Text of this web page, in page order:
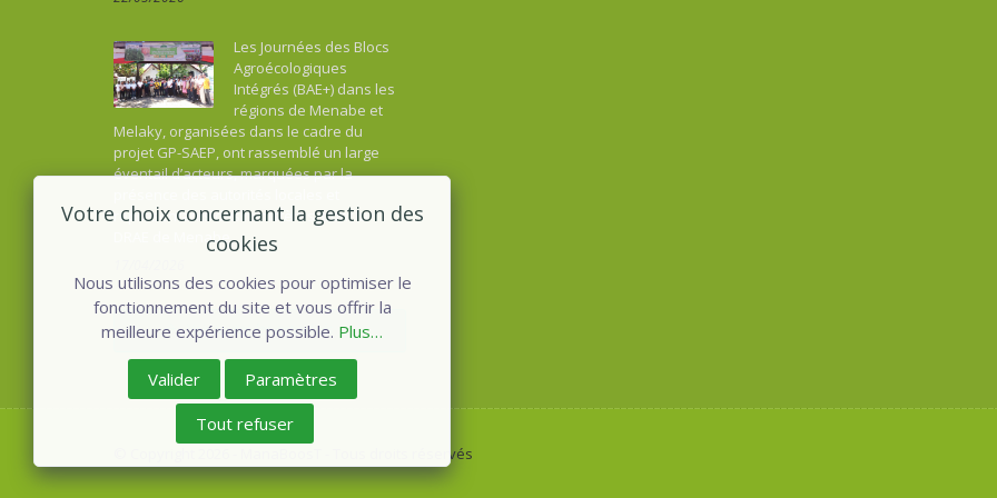
Les Journées des Blocs
Agroécologiques
Intégrés (BAE+) dans les
régions de Menabe et
Melaky, organisées dans le cadre du
projet GP-SAEP, ont rassemblé un large
éventail d’acteurs, marquées par la
représentants des ministères, dont la
DRAE de Menabe.
Voir toutes les actualités
© Copyright 2026 - ManaBoosT - Tous droits réservés
Votre choix concernant la gestion des
cookies
Nous utilisons des cookies pour optimiser le
fonctionnement du site et vous offrir la
meilleure expérience possible. Plus…
Valider
Paramètres
Tout refuser